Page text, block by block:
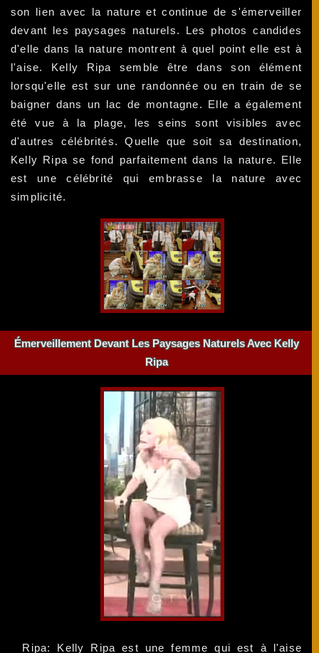
son lien avec la nature et continue de s'émerveiller
devant les paysages naturels. Les photos candides
d'elle dans la nature montrent à quel point elle est à
l'aise. Kelly Ripa semble être dans son élément
lorsqu'elle est sur une randonnée ou en train de se
baigner dans un lac de montagne. Elle a également
été vue à la plage, les seins sont visibles avec
d'autres célébrités. Quelle que soit sa destination,
Kelly Ripa se fond parfaitement dans la nature. Elle
est une célébrité qui embrasse la nature avec
simplicité.
Émerveillement Devant Les Paysages Naturels Avec Kelly
Ripa
Ripa: Kelly Ripa est une femme qui est à l'aise